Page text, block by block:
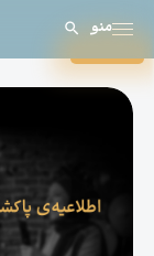
منو
بستن